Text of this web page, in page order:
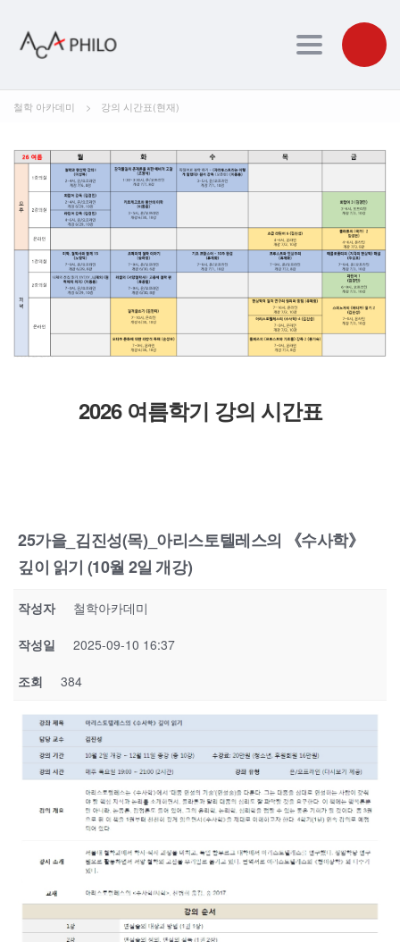
Toggle
철학 아카데미 > 강의 시간표(현재)
2026 여름학기 강의 시간표
25가을_김진성(목)_아리스토텔레스의 《수사학》
깊이 읽기 (10월 2일 개강)
작성자 철학아카데미
작성일 2025-09-10 16:37
조회 384